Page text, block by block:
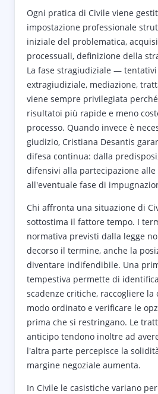
Ogni pratica di Civile viene
impostazione professionale
iniziale del problematica,
processuali, definizione della
La fase stragiudiziale —
extragiudiziale, mediazione,
viene sempre privilegiata
risultatoi più rapide e meno
processo. Quando invece è
giudizio, Cristiana Desantis
difesa continua: dalla
difensivi alla partecipazione alle
all'eventuale fase di
Chi affronta una situazione di
sottostima il fattore tempo. I
normativa previsti dalla legge
decorso il termine, anche la
diventare indifendibile. Una
tempestiva permette di
scadenze critiche, raccogliere la
modo ordinato e verificare le
prima che si restringano. Le
anticipo tendono inoltre ad
l'altra parte percepisce la
margine negoziale aumenta.
In Civile le casistiche variano